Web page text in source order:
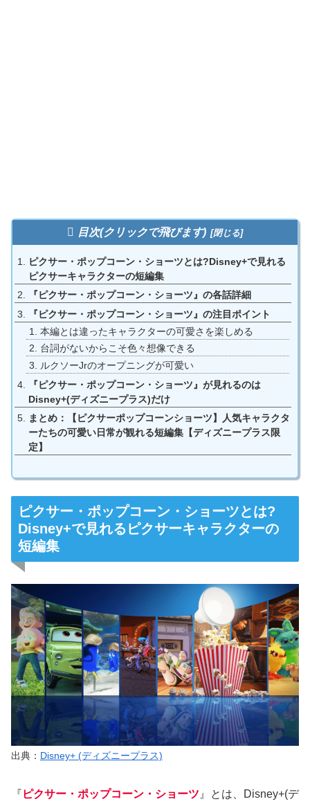
目次(クリックで飛びます)
ピクサー・ポップコーン・ショーツとは?Disney+で見れる
ピクサーキャラクターの短編集
『ピクサー・ポップコーン・ショーツ』の各話詳細
『ピクサー・ポップコーン・ショーツ』の注目ポイント
本編とは違ったキャラクターの可愛さを楽しめる
台詞がないからこそ色々想像できる
ルクソーJrのオープニングが可愛い
『ピクサー・ポップコーン・ショーツ』が見れるのは
Disney+(ディズニープラス)だけ
まとめ：【ピクサーポップコーンショーツ】人気キャラクタ
ーたちの可愛い日常が観れる短編集【ディズニープラス限
定】
ピクサー・ポップコーン・ショーツとは?
Disney+で見れるピクサーキャラクターの
短編集
出典： Disney+ (ディズニープラス)
『 ピクサー・ポップコーン・ショーツ 』とは、Disney+(デ